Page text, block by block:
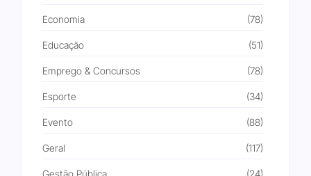
Economia (78)
Educação (51)
Emprego & Concursos (78)
Esporte (34)
Evento (88)
Geral (117)
Gestão Pública (24)